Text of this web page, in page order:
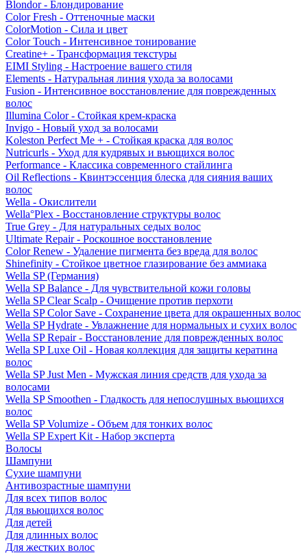
Blondor - Блондирование
Color Fresh - Оттеночные маски
ColorMotion - Сила и цвет
Color Touch - Интенсивное тонирование
Creatine+ - Трансформация текстуры
EIMI Styling - Настроение вашего стиля
Elements - Натуральная линия ухода за волосами
Fusion - Интенсивное восстановление для поврежденных
волос
Illumina Color - Стойкая крем-краска
Invigo - Новый уход за волосами
Koleston Perfect Me + - Стойкая краска для волос
Nutricurls - Уход для кудрявых и вьющихся волос
Performance - Классика современного стайлинга
Oil Reflections - Квинтэссенция блеска для сияния ваших
волос
Wella - Окислители
Wella°Plex - Восстановление структуры волос
True Grey - Для натуральных седых волос
Ultimate Repair - Роскошное восстановление
Color Renew - Удаление пигмента без вреда для волос
Shinefinity - Стойкое цветное глазирование без аммиака
Wella SP (Германия)
Wella SP Balance - Для чувствительной кожи головы
Wella SP Clear Scalp - Очищение против перхоти
Wella SP Color Save - Сохранение цвета для окрашенных волос
Wella SP Hydrate - Увлажнение для нормальных и сухих волос
Wella SP Repair - Восстановление для поврежденных волос
Wella SP Luxe Oil - Новая коллекция для защиты кератина
волос
Wella SP Just Men - Мужская линия средств для ухода за
волосами
Wella SP Smoothen - Гладкость для непослушных вьющихся
волос
Wella SP Volumize - Объем для тонких волос
Wella SP Expert Kit - Набор эксперта
Волосы
Шампуни
Сухие шампуни
Антивозрастные шампуни
Для всех типов волос
Для вьющихся волос
Для детей
Для длинных волос
Для жестких волос